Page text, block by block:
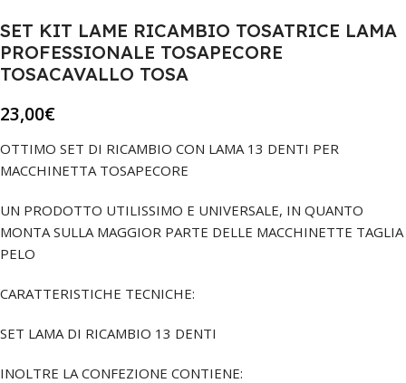
SET KIT LAME RICAMBIO TOSATRICE LAMA
PROFESSIONALE TOSAPECORE
TOSACAVALLO TOSA
23,00€
OTTIMO SET DI RICAMBIO CON LAMA 13 DENTI PER
MACCHINETTA TOSAPECORE
UN PRODOTTO UTILISSIMO E UNIVERSALE, IN QUANTO
MONTA SULLA MAGGIOR PARTE DELLE MACCHINETTE TAGLIA
PELO
CARATTERISTICHE TECNICHE:
SET LAMA DI RICAMBIO 13 DENTI
INOLTRE LA CONFEZIONE CONTIENE: